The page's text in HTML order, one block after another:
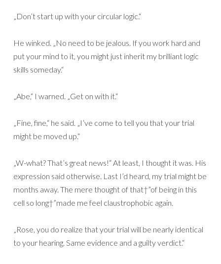
„Don’t start up with your circular logic.“
He winked. „No need to be jealous. If you work hard and
put your mind to it, you might just inherit my brilliant logic
skills someday.“
„Abe,“ I warned. „Get on with it.“
„Fine, fine,“ he said. „I’ve come to tell you that your trial
might be moved up.“
„W-what? That’s great news!“ At least, I thought it was. His
expression said otherwise. Last I’d heard, my trial might be
months away. The mere thought of that†”of being in this
cell so long†”made me feel claustrophobic again.
„Rose, you do realize that your trial will be nearly identical
to your hearing. Same evidence and a guilty verdict.“